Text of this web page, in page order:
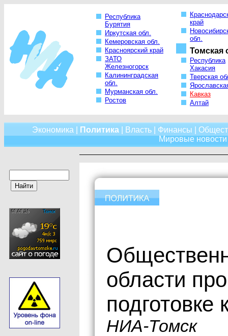
Республика
Бурятия
Иркутская обл.
Кемеровская обл.
Красноярский край
ЗАТО
Железногорск
Калининградская
обл.
Мурманская обл.
Ростов
край
обл.
Томская
Республика
Хакасия
Тверская
Кавказ
Алтай
Экономика Политика| Власть| Финансы
Мировые новости
области
НИА-Томск